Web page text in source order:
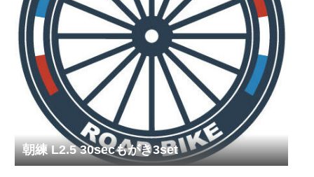
朝練 L2.5 30secもがき3set